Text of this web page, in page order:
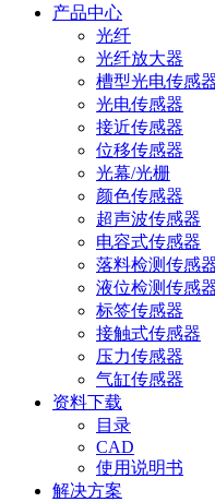
产品中心
光纤
光纤放大器
槽型光电传感
光电传感器
接近传感器
位移传感器
光幕/光栅
颜色传感器
超声波传感器
电容式传感器
落料检测传感
液位检测传感
标签传感器
接触式传感器
压力传感器
气缸传感器
资料下载
目录
CAD
使用说明书
解决方案